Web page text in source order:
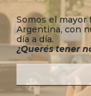
Somos el mayor
Argentina, con
día a día.
¿Querés tener